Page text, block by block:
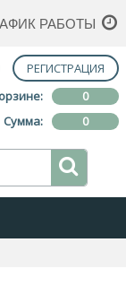
РАБОТЫ
РЕГИСТРАЦИЯ
0
Сумма:
0